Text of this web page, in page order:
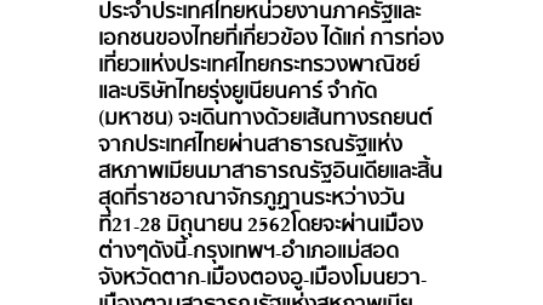
ประจำประเทศไทยหน่วยงานภาครัฐและ
เอกชนของไทยที่เกี่ยวข้อง ได้แก่ การท่อง
เที่ยวแห่งประเทศไทยกระทรวงพาณิชย์
และบริษัทไทยรุ่งยูเนียนคาร์ จำกัด
(มหาชน) จะเดินทางด้วยเส้นทางรถยนต์
จากประเทศไทยผ่านสาธารณรัฐแห่ง
สหภาพเมียนมาสาธารณรัฐอินเดียและสิ้น
สุดที่ราชอาณาจักรภูฏานระหว่างวัน
ที่21-28 มิถุนายน 2562โดยจะผ่านเมือง
ต่างๆดังนี้-กรุงเทพฯ-อำเภอแม่สอด
จังหวัดตาก-เมืองตองอู-เมืองโมนยวา-